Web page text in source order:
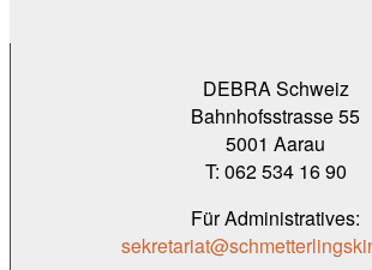
DEBRA Schweiz
Bahnhofsstrasse 55
5001 Aarau
T: 062 534 16 90
Für Administratives: